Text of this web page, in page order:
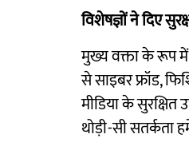
विशेषज्ञों ने दिए
मुख्य वक्ता के रूप में
से साइबर फ्रॉड,
मीडिया के
थोड़ी-सी सतर्कता